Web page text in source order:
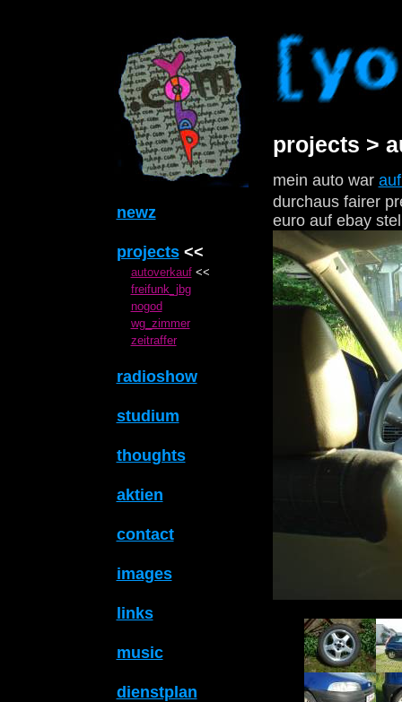
newz
projects<<
autoverkauf<<
freifunk_jbg
nogod
wg_zimmer
zeitraffer
radioshow
studium
thoughts
aktien
contact
images
links
music
dienstplan
projects >
mein auto war
durchaus fairer
euro auf ebay